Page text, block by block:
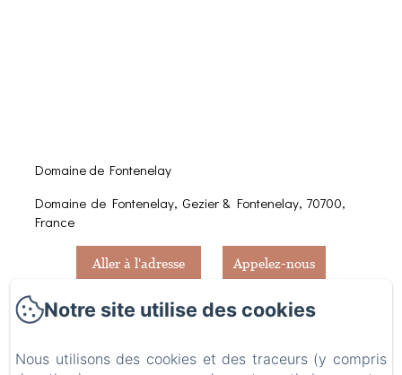
Domaine de Fontenelay
Domaine de Fontenelay, Gezier & Fontenelay, 70700,
France
Aller à l'adresse Appelez-nous
A l'aide d'un GPS ou d'une application sur votre
Notre site utilise des cookies
Nous utilisons des cookies et des traceurs (y compris